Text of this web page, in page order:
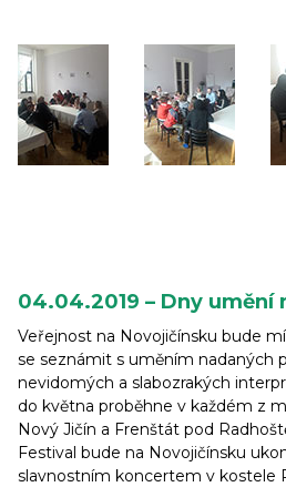
04.04.2019 – Dny umění
Veřejnost na Novojičínsku bude
se seznámit s uměním nadaných
nevidomých a slabozrakých
do května proběhne v každém z
Nový Jičín a Frenštát pod
Festival bude na Novojičínsku
slavnostním koncertem v kostele